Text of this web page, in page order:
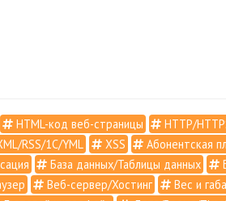
HTML-код веб-страницы HTTP/
RSS/1С/YML XSS Абонентская
База данных/Таблицы данных
Веб-сервер/Хостинг Вес и